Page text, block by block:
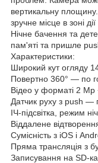
вертикальну
зручне місце в зоні
Нічне бачення та
пам'яті та пришле
Характеристики:
Широкий кут огляду
Повертно 360° — по
Відео у форматі 2
Датчик руху з push —
ІЧ-підсвітка, режим
Віддалене
Сумісність з iOS і
Пряма трансляція з
Записування на SD-